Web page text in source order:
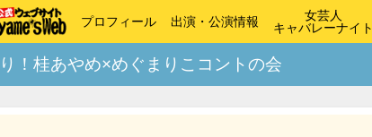
プロフィール 出演・公演情報
女芸人
キャバレーナイト
！桂あやめ×めぐまりこコントの会